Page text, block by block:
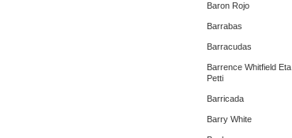
Baron Rojo
Barrabas
Barracudas
Barrence Whitfield Eta
Petti
Barricada
Barry White